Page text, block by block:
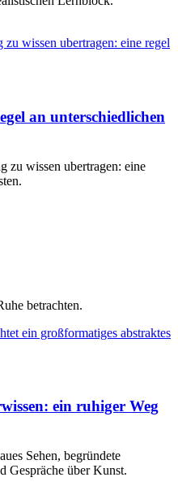
an unterschiedlichen
zu wissen ubertragen: eine
betrachten.
ein ruhiger Weg
Sehen, begründete
Gespräche über Kunst.